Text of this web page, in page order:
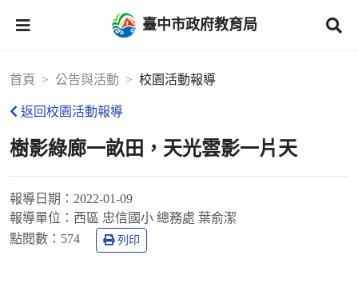
臺中市政府教育局
首頁 公告與活動 校園活動報導
返回校園活動報導
樹影綠廊一畝田，天光雲影一片天
報導日期： 2022-01-09
報導單位： 西區 忠信國小 總務處 葉俞潔
點閱數： 574 列印